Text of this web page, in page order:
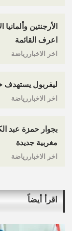
الأرجنتين
اعرف القائمة
اخر الاخباررياضة
ليفربول
اخر الاخباررياضة
بجوار حمزة عبد
مغربية جديدة
اخر الاخباررياضة
اقرأ أيضاً